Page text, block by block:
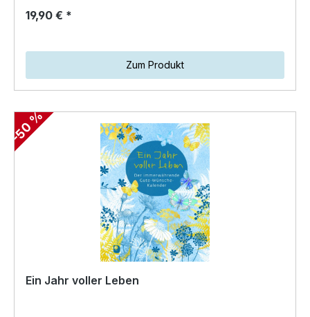
19,90 € *
Zum Produkt
-50 %
Ein Jahr voller Leben